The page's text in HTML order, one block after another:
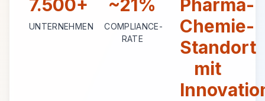
7.500+
UNTERNEHMEN
~21%
COMPLIANCE-
RATE
Pharma-
Chemie-
Standort
mit